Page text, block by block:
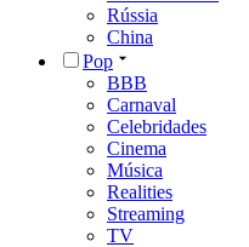
Rússia
China
Pop
BBB
Carnaval
Celebridades
Cinema
Música
Realities
Streaming
TV